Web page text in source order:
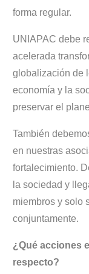
forma regular.
UNIAPAC debe
acelerada
globalización de
economía y la
preservar el
También
en nuestras
fortalecimiento.
la sociedad y
miembros y solo
conjuntamente.
¿Qué acciones
respecto?